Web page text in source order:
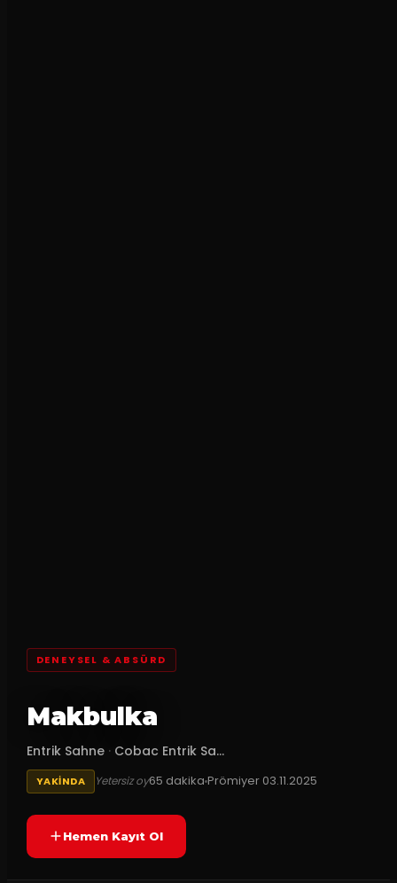
DENEYSEL & ABSÜRD
Makbulka
Entrik Sahne · Cobac Entrik Sa...
YAKINDA Yetersiz oy65 dakikaPrömiyer 03.11.2025
Hemen Kayıt Ol